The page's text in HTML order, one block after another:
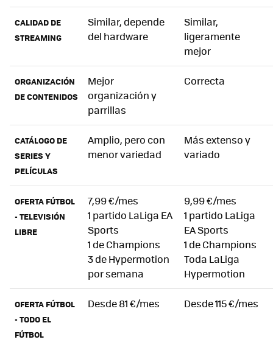
CALIDAD DE
STREAMING
Similar, depende
del hardware
Similar,
ligeramente
mejor
ORGANIZACIÓN
DE CONTENIDOS
Mejor
organización y
parrillas
Correcta
CATÁLOGO DE
SERIES Y
PELÍCULAS
Amplio, pero con
menor variedad
Más extenso y
variado
OFERTA FÚTBOL
- TELEVISIÓN
LIBRE
7,99 €/mes
1 partido LaLiga EA
Sports
1 de Champions
3 de Hypermotion
por semana
9,99 €/mes
1 partido LaLiga
EA Sports
1 de Champions
Toda LaLiga
Hypermotion
OFERTA FÚTBOL
- TODO EL
FÚTBOL
Desde 81 €/mes Desde 115 €/mes